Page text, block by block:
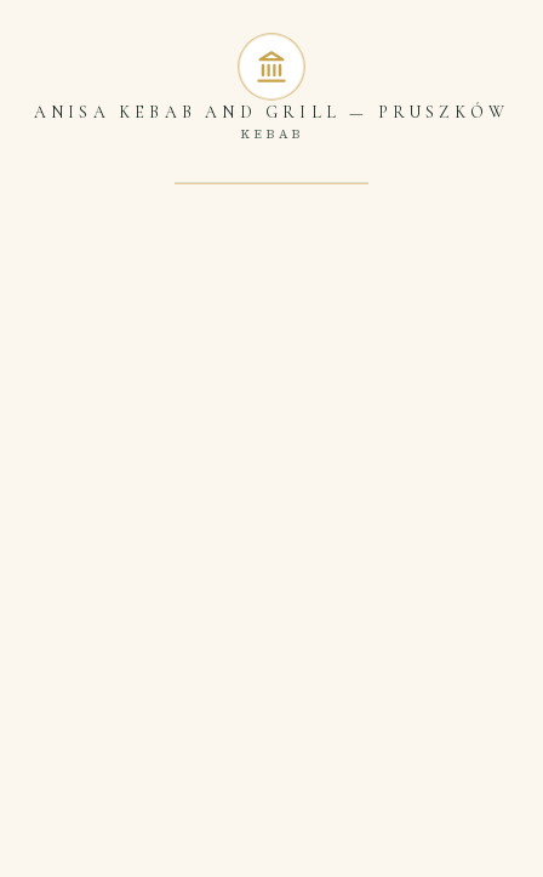
ANISA KEBAB AND GRILL — PRUSZKÓW
KEBAB